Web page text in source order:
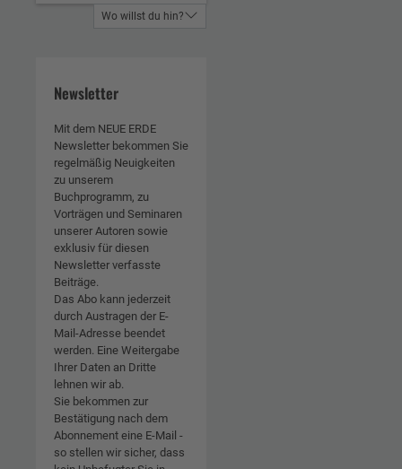
Wo willst du hin?
Newsletter
Mit dem NEUE ERDE
Newsletter bekommen Sie
regelmäßig Neuigkeiten
zu unserem
Buchprogramm, zu
Vorträgen und Seminaren
unserer Autoren sowie
exklusiv für diesen
Newsletter verfasste
Beiträge.
Das Abo kann jederzeit
durch Austragen der E-
Mail-Adresse beendet
werden. Eine Weitergabe
Ihrer Daten an Dritte
lehnen wir ab.
Sie bekommen zur
Bestätigung nach dem
Abonnement eine E-Mail -
so stellen wir sicher, dass